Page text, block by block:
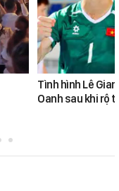
Tình hình Lê
Oanh sau khi rộ